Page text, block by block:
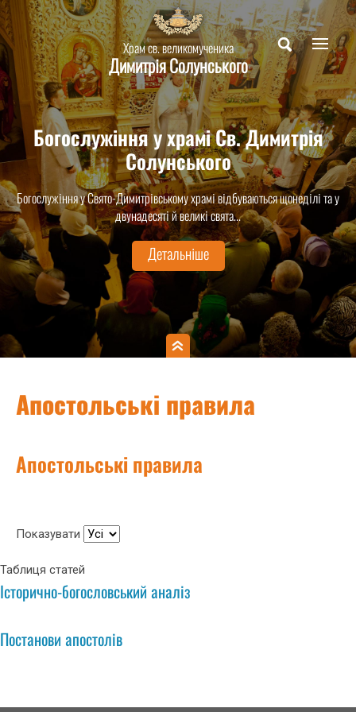
Храм св. великомученика
Димитрія Солунського
Богослужіння у храмі Св. Димитрія
Солунського
Богослужіння у Свято-Димитрівському храмі відбуваються щонеділі та у
двунадесяті й великі свята...
Детальніше
Таїнство Хрещення у Свято-
Димитрівському храмі
Святе Хрещення – духовне народження людини і приєднання її до Церкви
Христової є найчастішим священнодійством у храмі св. Димитрія Солунського...
Детальніше
Апостольські правила
Апостольські правила
Показувати
Таблиця статей
Історично-богословський аналіз
Постанови апостолів